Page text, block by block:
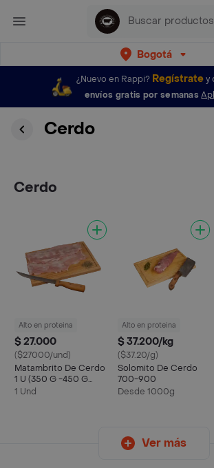
Bogotá
¿Nuevo en Rappi? Regístratey
envíos gratis por semanas
Cerdo
Cerdo
Alto en proteina
$ 27.000
($27000/und)
Matambrito De Cerdo
1 U (350 G -450 G
Aprox.)
1 Und
Alto en proteina
$ 37.200/kg
($37.20/g)
Solomito De Cerdo
700-900
Desde 1000g
Ver más